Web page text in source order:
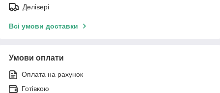
Делівері
Всі умови доставки
Умови оплати
Оплата на рахунок
Готівкою